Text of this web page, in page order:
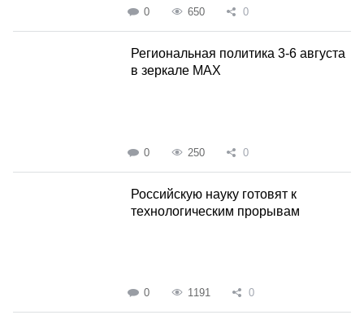
0 650 0
Региональная политика 3-6 августа
в зеркале MAX
0 250 0
Российскую науку готовят к
технологическим прорывам
0 1191 0